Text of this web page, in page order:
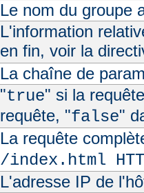
Le nom du groupe
L'information
en fin, voir la
La chaîne de
"true" si la
requête, "false"
La requête
/index.html
L'adresse IP de